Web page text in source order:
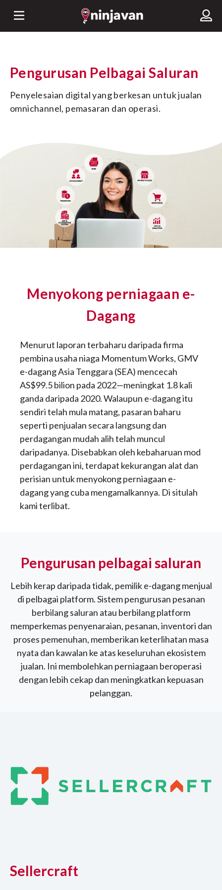
Pengurusan Pelbagai Saluran
Penyelesaian digital yang berkesan untuk jualan
omnichannel, pemasaran dan operasi.
Menyokong perniagaan e-
Dagang
Menurut laporan terbaharu daripada firma
pembina usaha niaga Momentum Works, GMV
e-dagang Asia Tenggara (SEA) mencecah
AS$99.5 bilion pada 2022—meningkat 1.8 kali
ganda daripada 2020. Walaupun e-dagang itu
sendiri telah mula matang, pasaran baharu
seperti penjualan secara langsung dan
perdagangan mudah alih telah muncul
daripadanya. Disebabkan oleh kebaharuan mod
perdagangan ini, terdapat kekurangan alat dan
perisian untuk menyokong perniagaan e-
dagang yang cuba mengamalkannya. Di situlah
kami terlibat.
Pengurusan pelbagai saluran
Lebih kerap daripada tidak, pemilik e-dagang menjual
di pelbagai platform. Sistem pengurusan pesanan
berbilang saluran atau berbilang platform
memperkemas penyenaraian, pesanan, inventori dan
proses pemenuhan, memberikan keterlihatan masa
nyata dan kawalan ke atas keseluruhan ekosistem
jualan. Ini membolehkan perniagaan beroperasi
dengan lebih cekap dan meningkatkan kepuasan
pelanggan.
Sellercraft